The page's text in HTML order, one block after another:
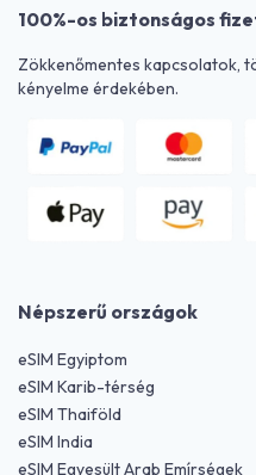
100%-os biztonságos
Zökkenőmentes kapcsolatok,
kényelme érdekében.
Népszerű országok
eSIM Egyiptom
eSIM Karib-térség
eSIM Thaiföld
eSIM India
eSIM Egyesült Arab Emírségek